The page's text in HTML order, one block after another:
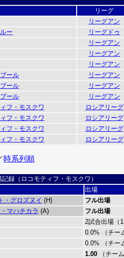
リーグ
リーグアン
ー
リーグドゥ
リーグアン
リーグアン
リーグアン
ール リーグアン
ール リーグアン
ール リーグアン
フ・モスクワ
ロシアリーグ
フ・モスクワ ロシアリーグ
フ・モスクワ ロシアリーグ
フ・モスクワ ロシアリーグ
時系列順
録（ロコモティフ・モスクワ）
出場
・グロズヌイ (H) フル出場
マハチカラ (A) フル出場
2試合出場
0.0% （チー
0.0% （チー
1.00 （チー